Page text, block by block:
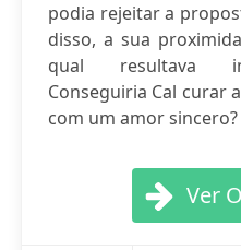
podia rejeitar a
disso, a sua
qual resultava
Conseguiria Cal curar
com um amor sincero?
Ver